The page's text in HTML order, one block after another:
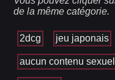
de la même catégorie.
2dcg jeu japonais
aucun contenu sexuel